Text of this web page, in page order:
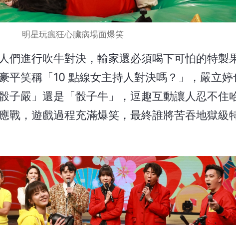
明星玩瘋狂心臟病場面爆笑
們進行吹牛對決，輸家還必須喝下可怕的特製
平笑稱「10 點線女主持人對決嗎？」，嚴立婷
子嚴」還是「骰子牛」，逗趣互動讓人忍不住
戰，遊戲過程充滿爆笑，最終誰將苦吞地獄級